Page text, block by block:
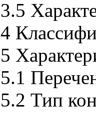
3.5
4
5
5.1
5.2 Тип